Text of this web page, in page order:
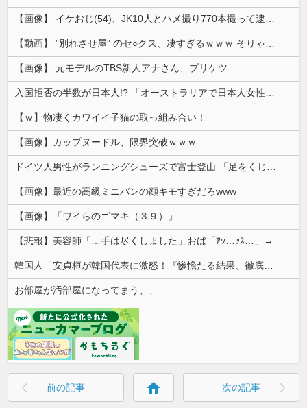
【画像】 元モデルのTBS新人アナさん、プリケツ
【ｗ】物凄くカワイイ子猫の取っ組み合い！
【画像】カップヌードル、限界突破ｗｗｗ
【画像】最近の高級ミニバンの顔キモすぎだろwww
【画像】「ワイらのゴマキ（３９）」
【悲報】美容師「…手は尽くしました」おば「ｱｯ…ｯｽ…」→
お部屋が汚部屋になってまう、、
前の記事 home 次の記事